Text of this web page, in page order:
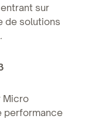
sur
de solutions
Micro
performance